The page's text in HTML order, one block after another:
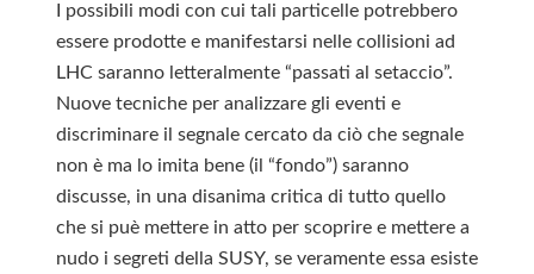
I possibili modi con cui tali particelle potrebbero
essere prodotte e manifestarsi nelle collisioni ad
LHC saranno letteralmente “passati al setaccio”.
Nuove tecniche per analizzare gli eventi e
discriminare il segnale cercato da ciò che segnale
non è ma lo imita bene (il “fondo”) saranno
discusse, in una disanima critica di tutto quello
che si puè mettere in atto per scoprire e mettere a
nudo i segreti della SUSY, se veramente essa esiste